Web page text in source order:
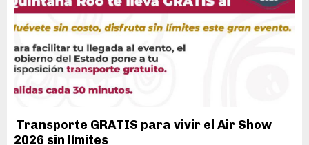
Transporte GRATIS para vivir el Air Show
2026 sin límites